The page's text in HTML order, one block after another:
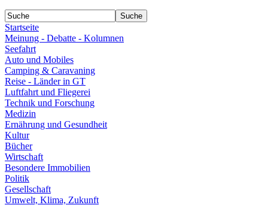
Startseite
Meinung - Debatte - Kolumnen
Seefahrt
Auto und Mobiles
Camping & Caravaning
Reise - Länder in GT
Luftfahrt und Fliegerei
Technik und Forschung
Medizin
Ernährung und Gesundheit
Kultur
Bücher
Wirtschaft
Besondere Immobilien
Politik
Gesellschaft
Umwelt, Klima, Zukunft